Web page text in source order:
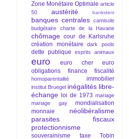
Zone Monétaire Optimale article
50
austérité banksters
banques centrales camisole
budgétaire
charte de la Havane
chômage cour de Karlsruhe
création monétaire
dark pools
dette publique esprits animaux
euro euro cher
euro
obligations
finance fiscalité
homoparentalité immobilier
institut Bruegel inégalités libre-
échange
loi de 1973 mariage
mariage gay
mondialisation
monnaie
néolibéralisme
parasites fiscaux
protectionnisme
souverainisme
taxe Tobin